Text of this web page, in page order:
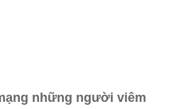
những người viêm